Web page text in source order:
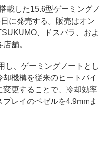
載した15.6型ゲーミングノ
に発売する。販売はオン
、ドスパラ、およ
舗。
、ゲーミングノートとし
機構を従来のヒートパイ
変更することで、冷却効率
レイのベゼルを4.9mmま